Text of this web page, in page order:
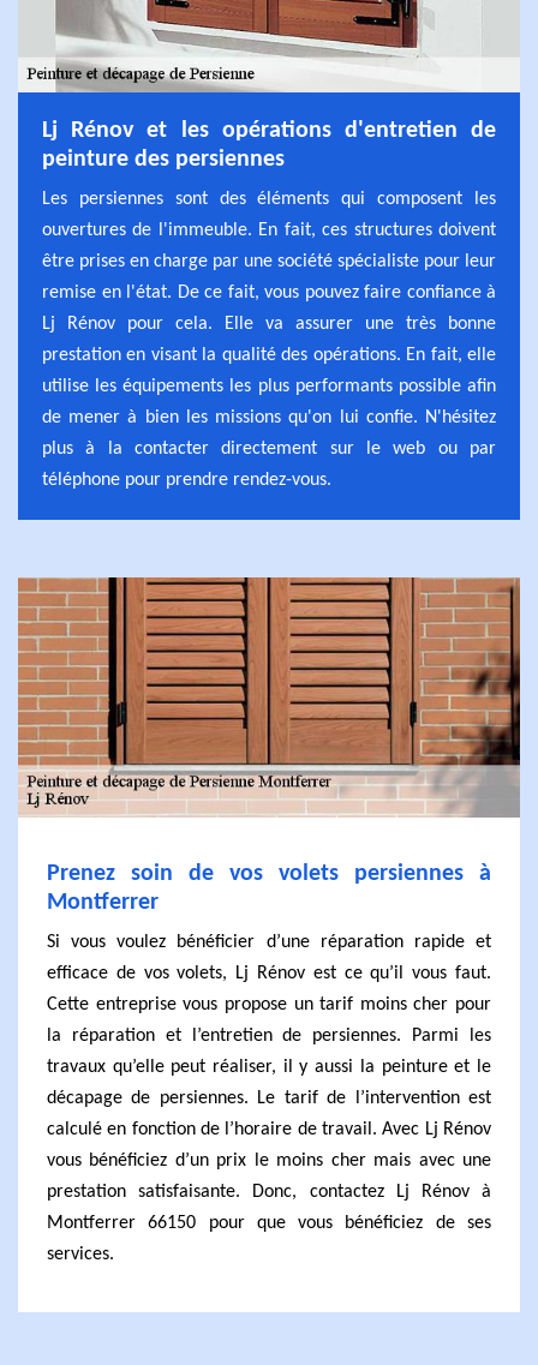
Lj Rénov et les opérations d'entretien de
peinture des persiennes
Les persiennes sont des éléments qui composent les
ouvertures de l'immeuble. En fait, ces structures doivent
être prises en charge par une société spécialiste pour leur
remise en l'état. De ce fait, vous pouvez faire confiance à
Lj Rénov pour cela. Elle va assurer une très bonne
prestation en visant la qualité des opérations. En fait, elle
utilise les équipements les plus performants possible afin
de mener à bien les missions qu'on lui confie. N'hésitez
plus à la contacter directement sur le web ou par
téléphone pour prendre rendez-vous.
Prenez soin de vos volets persiennes à
Montferrer
Si vous voulez bénéficier d’une réparation rapide et
efficace de vos volets, Lj Rénov est ce qu’il vous faut.
Cette entreprise vous propose un tarif moins cher pour
la réparation et l’entretien de persiennes. Parmi les
travaux qu’elle peut réaliser, il y aussi la peinture et le
décapage de persiennes. Le tarif de l’intervention est
calculé en fonction de l’horaire de travail. Avec Lj Rénov
vous bénéficiez d’un prix le moins cher mais avec une
prestation satisfaisante. Donc, contactez Lj Rénov à
Montferrer 66150 pour que vous bénéficiez de ses
services.